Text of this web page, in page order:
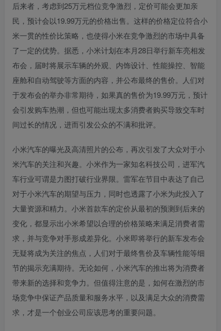
后来者，考虑到25万元档位竞争激烈，定价可能会更加亲
民，预计会以19.99万元的价格出售。这样的价格定位符合小
米一贯的性价比策略，也使得小米在竞争激烈的市场中具备
了一定的优势。据悉，小米计划在本月28日举行新车亮相发
布会，届时将展示车辆的外观、内饰设计、性能操控、智能
座舱和自动驾驶等方面的内容，并公布最终的售价。人们对
于发布会的举办非常期待，如果真的售价为19.99万元，预计
会引发购车热潮，但也可能出现太多消费者购买导致交车时
间过长的情况，进而引发公众的不满和批评。
小米汽车的曝光及高清照片的公布，再次引发了大众对于小
米汽车的关注和兴趣。小米作为一家知名科技公司，进军汽
车行业可谓是力图打破行业界限。雷军在节目中表达了自己
对于小米汽车的期望与压力，同时也透露了小米为此投入了
大量资源和精力。小米首款车的定价从最初的预测到后来的
变化，都显示出小米希望以合理的价格策略来满足消费者需
求，并与竞争对手形成差异化。小米即将举行的新车发布会
无疑将成为关注的焦点，人们对于最终售价及车辆性能等细
节的揭示充满期待。无论如何，小米汽车的推出将为消费者
带来新的选择和竞争力。但值得注意的是，如何在激烈的市
场竞争中保证产品质量和服务水平，以及满足大众的消费需
求，才是一个创业公司应该思考的重要问题。